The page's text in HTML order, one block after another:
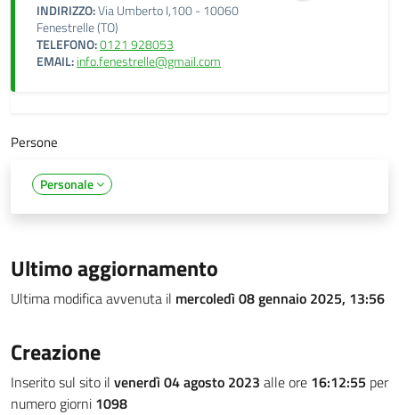
INDIRIZZO:Via Umberto I,100 - 10060
Fenestrelle (TO)
TELEFONO:0121 928053
EMAIL:info.fenestrelle@gmail.com
Persone
Personale
Ultimo aggiornamento
Ultima modifica avvenuta il mercoledì 08 gennaio 2025, 13:56
Creazione
Inserito sul sito il venerdì 04 agosto 2023 alle ore 16:12:55 per
numero giorni 1098